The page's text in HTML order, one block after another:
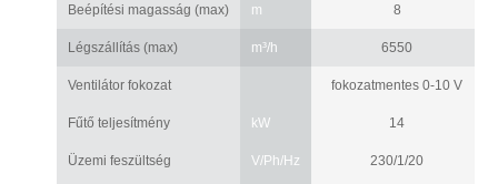
Beépítési magasság (max) m 8
Légszállítás (max) m³/h 6550
Ventilátor fokozat fokozatmentes 0-10 V
Fűtő teljesítmény kW 14
Üzemi feszültség V/Ph/Hz 230/1/20